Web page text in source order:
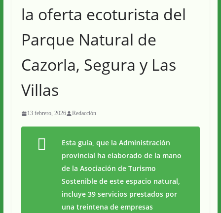
la oferta ecoturista del
Parque Natural de
Cazorla, Segura y Las
Villas
13 febrero, 2026 Redacción
Esta guía, que la Administración
provincial ha elaborado de la mano
de la Asociación de Turismo
Sostenible de este espacio natural,
incluye 39 servicios prestados por
una treintena de empresas